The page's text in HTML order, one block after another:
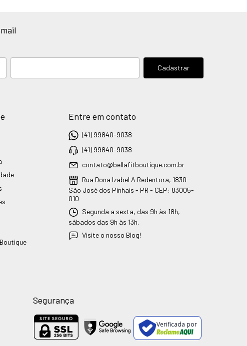
Entre em contato
(41) 99840-9038
(41) 99840-9038
contato@bellafitboutique.com.br
Rua Dona Izabel A Redentora, 1830 -
São José dos Pinhais - PR - CEP: 83005-
010
Segunda a sexta, das 9h às 18h,
sábados das 9h às 13h.
Visite o nosso Blog!
Segurança
Verificada por